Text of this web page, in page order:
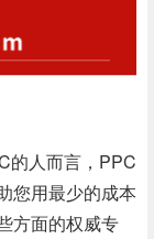
的人而言，PPC
您用最少的成本
方面的权威专